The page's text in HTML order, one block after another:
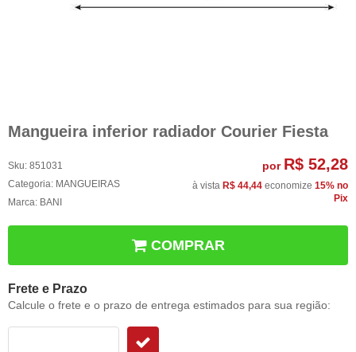
Mangueira inferior radiador Courier Fiesta
Sku: 851031
Categoria: MANGUEIRAS
Marca: BANI
por R$ 52,28
à vista R$ 44,44 economize 15% no
Pix
COMPRAR
Frete e Prazo
Calcule o frete e o prazo de entrega estimados para sua região: